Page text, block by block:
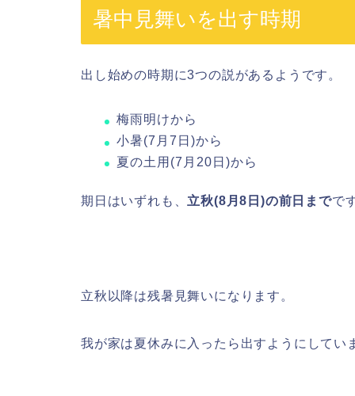
暑中見舞いを出す時期
出し始めの時期に3つの説があるようです。
梅雨明けから
小暑(7月7日)から
夏の土用(7月20日)から
期日はいずれも、 立秋(8月8日)の前日までで
立秋以降は残暑見舞いになります。
我が家は夏休みに入ったら出すようにしてい